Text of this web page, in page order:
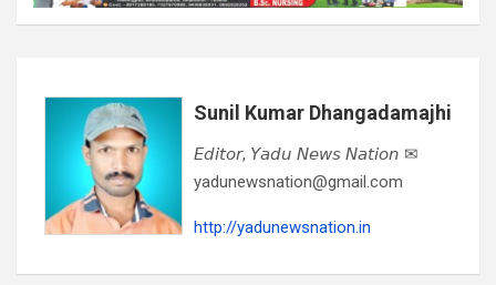
Sunil Kumar Dhangadamajhi
𝘌𝘥𝘪𝘵𝘰𝘳, 𝘠𝘢𝘥𝘶 𝘕𝘦𝘸𝘴 𝘕𝘢𝘵𝘪𝘰𝘯 ✉
yadunewsnation@gmail.com
http://yadunewsnation.in